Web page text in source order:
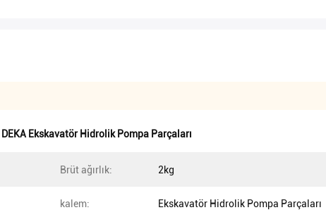
DEKA Ekskavatör Hidrolik Pompa Parçaları
Brüt ağırlık: 2kg
kalem: Ekskavatör Hidrolik Pompa Parçaları